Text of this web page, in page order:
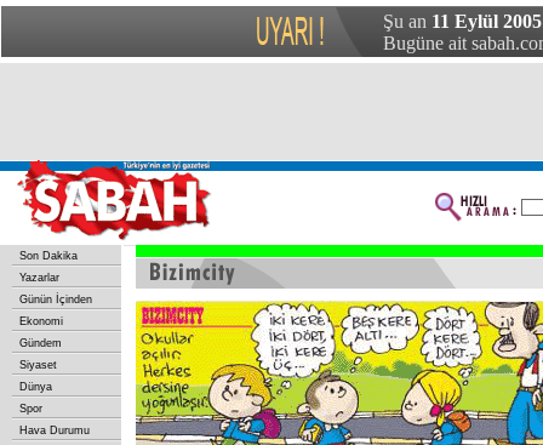
Şu an 11 Eylül
Bugüne ait
Son Dakika
Yazarlar
Günün İçinden
Ekonomi
Gündem
Siyaset
Dünya
Spor
Hava Durumu